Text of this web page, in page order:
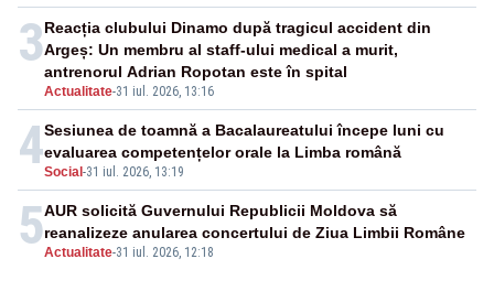
3
Actualitate-31 iul. 2026, 13:16
Reacția clubului Dinamo după tragicul accident din
Argeș: Un membru al staff-ului medical a murit,
antrenorul Adrian Ropotan este în spital
4Social -31 iul. 2026, 13:19
Sesiunea de toamnă a Bacalaureatului începe luni cu
evaluarea competențelor orale la Limba română
5Actualitate-31 iul. 2026, 12:18
AUR solicită Guvernului Republicii Moldova să
reanalizeze anularea concertului de Ziua Limbii Române